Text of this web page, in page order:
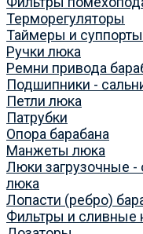
Терморегуляторы
Таймеры и суппорты
Ручки люка
Ремни привода
Подшипники -
Петли люка
Патрубки
Опора барабана
Манжеты люка
Люки загрузочные -
люка
Лопасти (ребро)
Фильтры и сливные